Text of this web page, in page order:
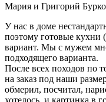
Мария и Григорий
У нас в доме
поэтому готовые
вариант. Мы с мужем
подходящего варианта.
После всех походов по
на заказ под наши
обмерил, посчитал,
хотелось, и картинка в